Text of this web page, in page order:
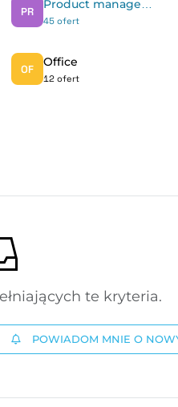
PR
45 ofert
OF
Office
12 ofert
te kryteria.
POWIADOM MNIE O